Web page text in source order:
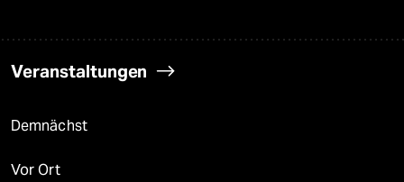
Veranstaltungen
Demnächst
Vor Ort